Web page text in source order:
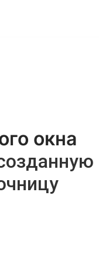
окна